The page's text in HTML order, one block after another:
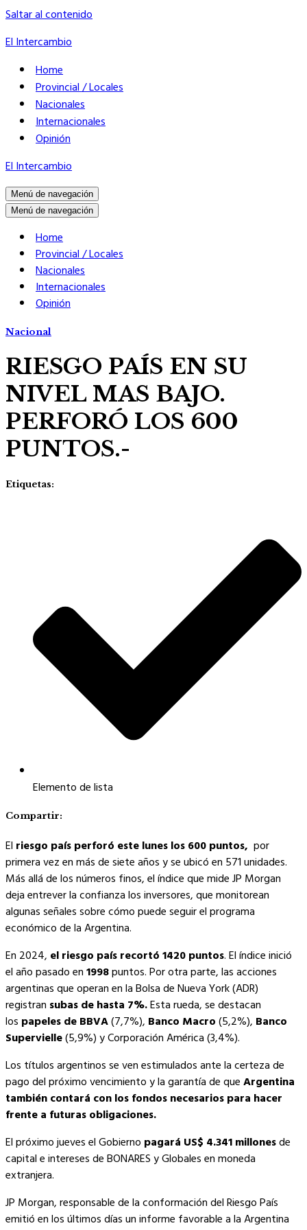
Saltar al contenido
El Intercambio
Home
Provincial / Locales
Nacionales
Internacionales
Opinión
El Intercambio
Menú de navegación
Menú de navegación
Home
Provincial / Locales
Nacionales
Internacionales
Opinión
Nacional
RIESGO PAÍS EN SU
NIVEL MAS BAJO.
PERFORÓ LOS 600
PUNTOS.-
Etiquetas:
Elemento de lista
Compartir:
El riesgo país perforó este lunes los 600 puntos, por
primera vez en más de siete años y se ubicó en 571 unidades.
Más allá de los números finos, el índice que mide JP Morgan
deja entrever la confianza los inversores, que monitorean
algunas señales sobre cómo puede seguir el programa
económico de la Argentina.
En 2024, el riesgo país recortó 1420 puntos. El índice inició
el año pasado en 1998puntos. Por otra parte, las acciones
argentinas que operan en la Bolsa de Nueva York (ADR)
registran subas de hasta 7%.Esta rueda, se destacan
los papeles de BBVA(7,7%), Banco Macro (5,2%), Banco
Supervielle(5,9%) y Corporación América (3,4%).
Los títulos argentinos se ven estimulados ante la certeza de
pago del próximo vencimiento y la garantía de que Argentina
también contará con los fondos necesarios para hacer
frente a futuras obligaciones.
El próximo jueves el Gobierno pagará US$ 4.341 millonesde
capital e intereses de BONARES y Globales en moneda
extranjera.
JP Morgan, responsable de la conformación del Riesgo País
emitió en los últimos días un informe favorable a la Argentina